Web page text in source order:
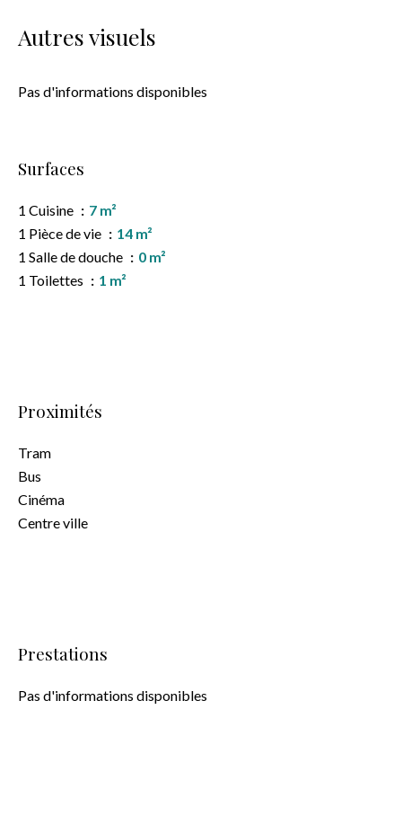
Autres visuels
Pas d'informations disponibles
Surfaces
1 Cuisine
7 m²
1 Pièce de vie
14 m²
1 Salle de douche
0 m²
1 Toilettes
1 m²
Proximités
Tram
Bus
Cinéma
Centre ville
Prestations
Pas d'informations disponibles